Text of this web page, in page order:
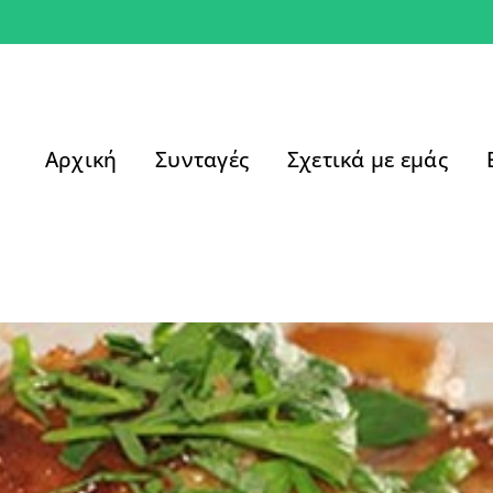
Αρχική Συνταγές Σχετικά με εμάς